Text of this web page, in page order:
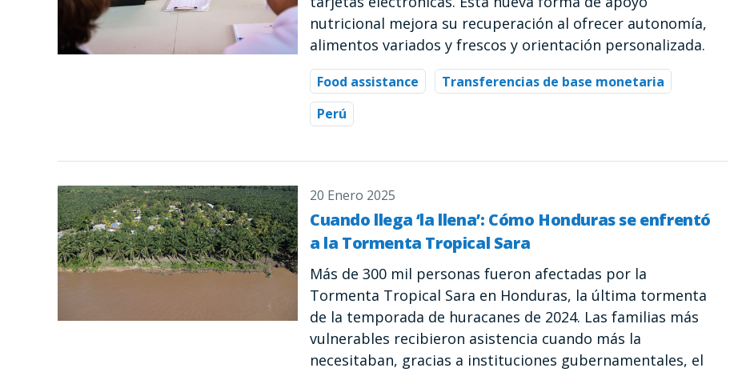
nutricional mejora su recuperación al ofrecer autonomía,
alimentos variados y frescos y orientación personalizada.
Food assistance
Transferencias de base monetaria
Perú
20 Enero 2025
Cuando llega ‘la llena’: Cómo Honduras se enfrentó
a la Tormenta Tropical Sara
Más de 300 mil personas fueron afectadas por la
Tormenta Tropical Sara en Honduras, la última tormenta
de la temporada de huracanes de 2024. Las familias más
vulnerables recibieron asistencia cuando más la
necesitaban, gracias a instituciones gubernamentales, el